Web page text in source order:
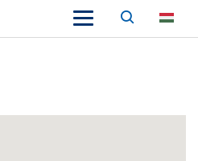
Keresés